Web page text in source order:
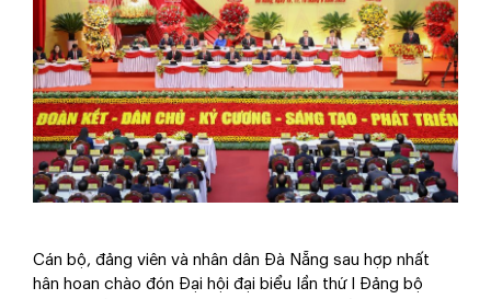
Cán bộ, đảng viên và nhân dân Đà Nẵng sau hợp nhất
hân hoan chào đón Đại hội đại biểu lần thứ I Đảng bộ